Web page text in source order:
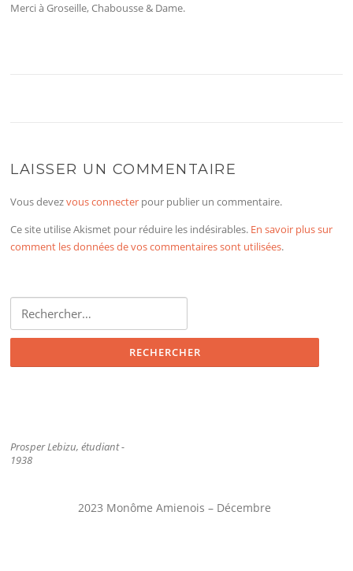
Merci à Groseille, Chabousse & Dame.
LAISSER UN COMMENTAIRE
Vous devezvous connecter pour publier un commentaire.
Ce site utilise Akismet pour réduire les indésirables. En savoir plus sur
comment les données de vos commentaires sont utilisées.
Prosper Lebizu, étudiant -
1938
2023 Monôme Amienois – Décembre